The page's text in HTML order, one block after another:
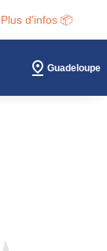
Plus d'infos 📦
Guadeloupe